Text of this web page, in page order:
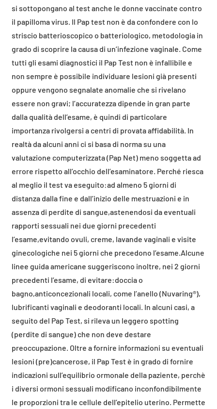
si sottopongano al test anche le donne vaccinate contro
il papilloma virus. Il Pap test non è da confondere con lo
striscio batterioscopico o batteriologico, metodologia in
grado di scoprire la causa di un’infezione vaginale. Come
tutti gli esami diagnostici il Pap Test non è infallibile e
non sempre è possibile individuare lesioni già presenti
oppure vengono segnalate anomalie che si rivelano
essere non gravi; l’accuratezza dipende in gran parte
dalla qualità dell’esame, è quindi di particolare
importanza rivolgersi a centri di provata affidabilità. In
realtà da alcuni anni ci si basa di norma su una
valutazione computerizzata (Pap Net) meno soggetta ad
errore rispetto all’occhio dell’esaminatore. Perché riesca
al meglio il test va eseguito:ad almeno 5 giorni di
distanza dalla fine e dall’inizio delle mestruazioni e in
assenza di perdite di sangue,astenendosi da eventuali
rapporti sessuali nei due giorni precedenti
l’esame,evitando ovuli, creme, lavande vaginali e visite
ginecologiche nei 5 giorni che precedono l’esame.Alcune
linee guida americane suggeriscono inoltre, nei 2 giorni
precedenti l’esame, di evitare:doccia o
bagno,anticoncezionali locali, come l’anello (Nuvaring®),
lubrificanti vaginali e deodoranti locali. In alcuni casi, a
seguito del Pap Test, si rileva un leggero spotting
(perdite di sangue) che non deve destare
preoccupazione. Oltre a fornire informazioni su eventuali
lesioni (pre)cancerose, il Pap Test è in grado di fornire
indicazioni sull’equilibrio ormonale della paziente, perchè
i diversi ormoni sessuali modificano inconfondibilmente
le proporzioni tra le cellule dell’epitelio uterino. Permette